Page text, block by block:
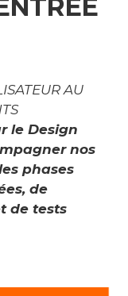
AU
le Design
nos
phases
de
de tests